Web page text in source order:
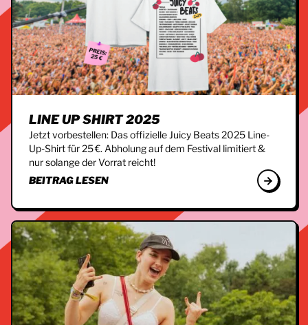
LINE UP SHIRT 2025
Jetzt vorbestellen: Das offizielle Juicy Beats 2025 Line-
Up-Shirt für 25 €. Abholung auf dem Festival limitiert &
nur solange der Vorrat reicht!
BEITRAG LESEN